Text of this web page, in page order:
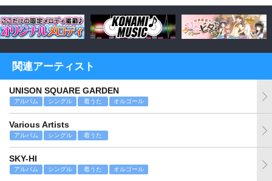
関連アーティスト
UNISON SQUARE GARDEN
アルバム シングル 着うた オルゴール
Various Artists
アルバム シングル 着うた
SKY-HI
アルバム シングル 着うた オルゴール